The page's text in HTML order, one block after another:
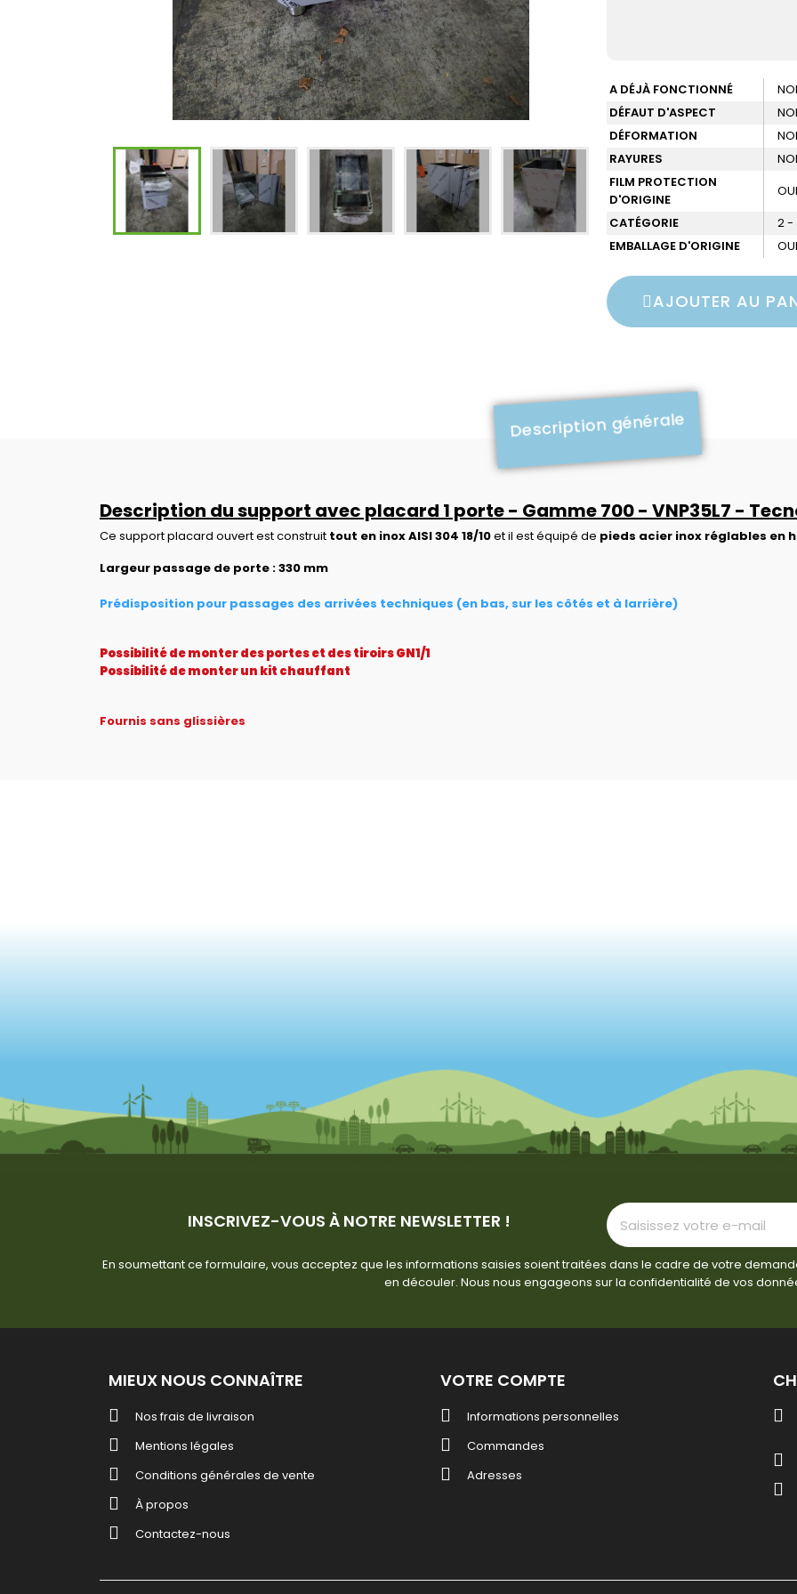
A DÉJÀ FONCTIONNÉ
DÉFAUT D'ASPECT
DÉFORMATION
RAYURES
FILM PROTECTION
D'ORIGINE
OUI
CATÉGORIE
2 -
EMBALLAGE D'ORIGINE
OUI
AJOUTER AU
Description générale
Description du support avec placard 1 porte - Gamme 700 - VNP35L7 -
Ce support placard ouvert est construit tout en inox AISI 304 18/10et il est équipé de pieds acier inox réglables en
Largeur passage de porte : 330 mm
Prédisposition pour passages des arrivées techniques (en bas, sur les côtés et à larrière)
Possibilité de monter des portes et des tiroirs GN1/1
Possibilité de monter un kit chauffant
Fournis sans glissières
INSCRIVEZ-VOUS À NOTRE NEWSLETTER !
En soumettant ce formulaire, vous acceptez que les informations saisies soient traitées dans le cadre de votre
en découler. Nous nous engageons sur la confidentialité de vos
MIEUX NOUS CONNAÎTRE
Nos frais de livraison
Mentions légales
Conditions générales de vente
À propos
Contactez-nous
VOTRE COMPTE
Informations personnelles
Commandes
Adresses